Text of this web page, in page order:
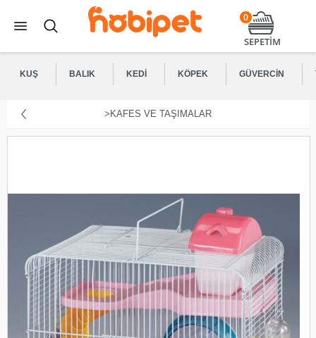
0
SEPETİM
KUŞ BALIK KEDI KÖPEK GÜVERCIN
>KAFES VE TAŞIMALAR